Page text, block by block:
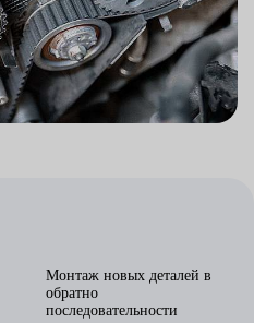
Монтаж новых деталей в
обратно
последовательности